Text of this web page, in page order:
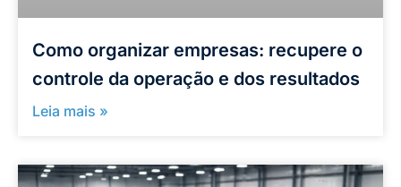
Como organizar empresas: recupere o
controle da operação e dos resultados
Leia mais »